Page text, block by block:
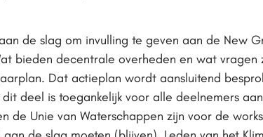
de slag om invulling te geven aan de New
bieden decentrale overheden en wat vragen
Dat actieplan wordt aansluitend
deel is toegankelijk voor alle deelnemers
de Unie van Waterschappen zijn voor de